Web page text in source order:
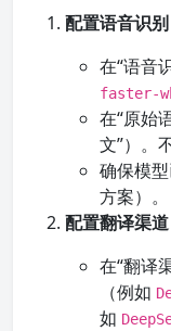
配置语音识别
在“语音
faster-
在“原始
文”）。
确保模
方案）。
配置翻译渠道
在“翻译
（例如
如